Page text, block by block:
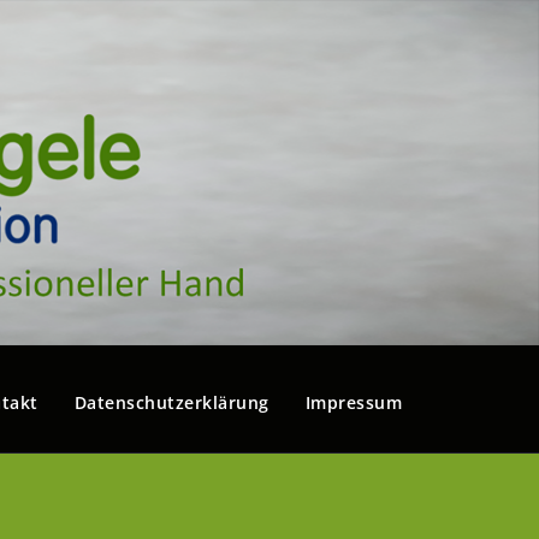
Datenschutzerklärung Impressum